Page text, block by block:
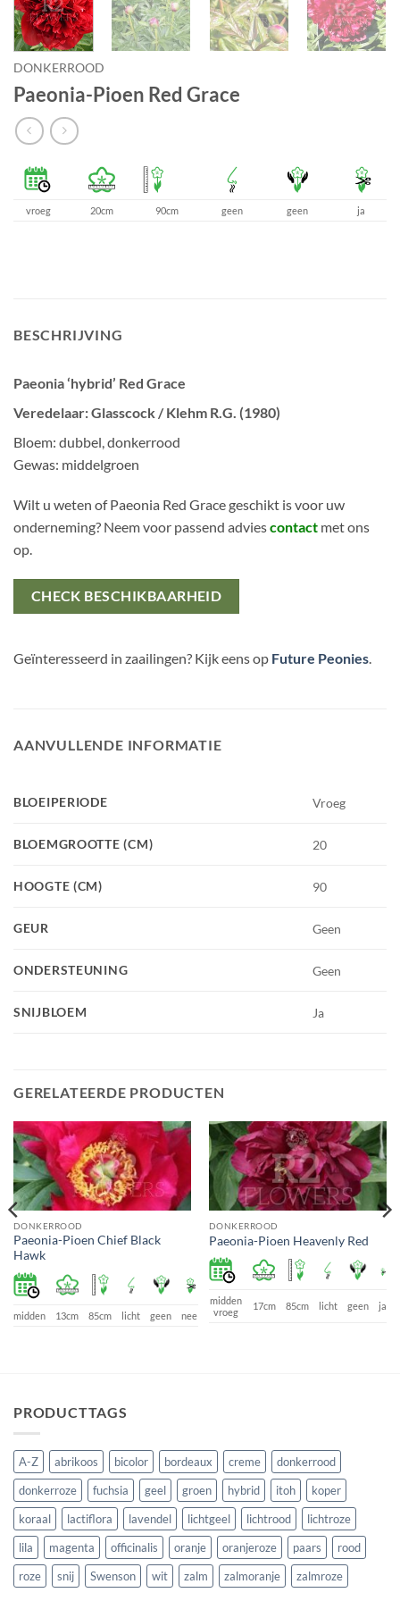
DONKERROOD
Paeonia-Pioen Red Grace
vroeg 20cm 90cm geen geen ja
BESCHRIJVING
Paeonia ‘hybrid’ Red Grace
Veredelaar: Glasscock / Klehm R.G. (1980)
Bloem: dubbel, donkerrood
Gewas: middelgroen
Wilt u weten of Paeonia Red Grace geschikt is voor uw
onderneming? Neem voor passend adviescontact met ons
op.
CHECK BESCHIKBAARHEID
Geïnteresseerd in zaailingen? Kijk eens op Future Peonies
AANVULLENDE INFORMATIE
BLOEIPERIODE Vroeg
BLOEMGROOTTE (CM) 20
HOOGTE (CM) 90
GEUR Geen
ONDERSTEUNING Geen
SNIJBLOEM Ja
GERELATEERDE PRODUCTEN
DONKERROOD
Paeonia-Pioen Chief Black
Hawk
midden 13cm 85cm licht geen nee
DONKERROOD
Paeonia-Pioen Heavenly Red
midden
vroeg
17cm 85cm licht geen ja
PRODUCTTAGS
A-Z abrikoos bicolor bordeaux creme
donkerrood
donkerroze
fuchsia geel groen hybrid itoh
koper
koraal
lactiflora lavendel lichtgeel lichtrood
lichtroze
lila
magenta officinalis oranje oranjeroze paars
rood
roze
snij Swenson wit zalm zalmoranje zalmroze